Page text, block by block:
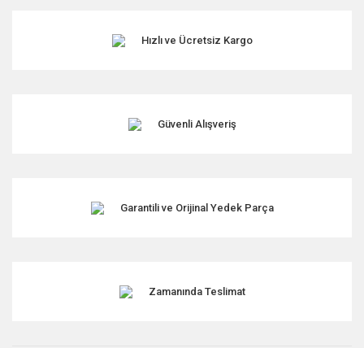
Ürün resmi kalitesiz, bozuk veya görüntülenemiyor.
Ürün fiyatı diğer sitelerden daha pahalı.
Hızlı ve Ücretsiz Kargo
Güvenli Alışveriş
Garantili ve Orijinal Yedek Parça
Zamanında Teslimat